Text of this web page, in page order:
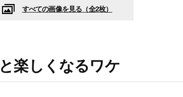
すべての画像を見る（全2枚）
楽しくなるワケ